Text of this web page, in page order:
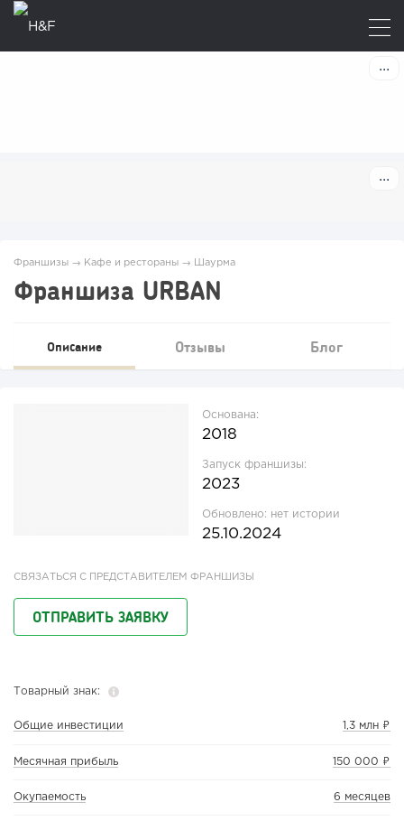
Франшизы → Кафе и рестораны → Шаурма
Франшиза URBAN
Описание Отзывы Блог
Основана:
2018
Запуск франшизы:
2023
Обновлено: нет истории
25.10.2024
СВЯЗАТЬСЯ С ПРЕДСТАВИТЕЛЕМ ФРАНШИЗЫ
ОТПРАВИТЬ ЗАЯВКУ
Товарный знак:
Общие инвестиции 1,3 млн ₽
Месячная прибыль 150 000 ₽
Окупаемость 6 месяцев